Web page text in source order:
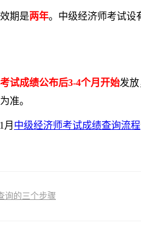
期是两年。中级经济师考试设
考试成绩公布后3-4个月开始发
准。
中级经济师考试成绩查询流程
询的三个步骤